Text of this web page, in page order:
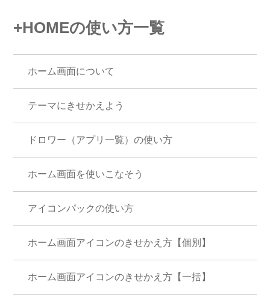
+HOMEの使い方一覧
ホーム画面について
テーマにきせかえよう
ドロワー（アプリ一覧）の使い方
ホーム画面を使いこなそう
アイコンパックの使い方
ホーム画面アイコンのきせかえ方【個別】
ホーム画面アイコンのきせかえ方【一括】